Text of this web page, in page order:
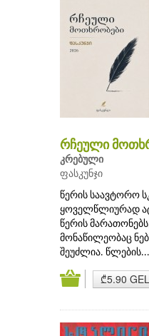
რჩეული
კრებული
ფასკუნჯი
წერის საავტორო
ყოველწლიურად
წერის
მონაწილეობაც
შეუძლია. წლების...
₾5.90 GEL